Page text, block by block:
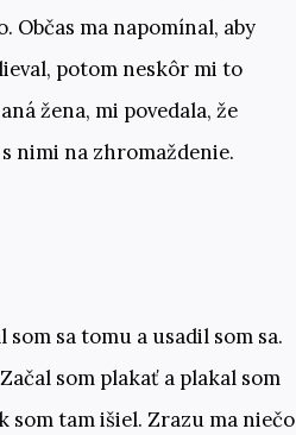
Občas ma napomínal, aby
potom neskôr mi to
žena, mi povedala, že
nimi na zhromaždenie.
sa tomu a usadil som sa.
som plakať a plakal som
som tam išiel. Zrazu ma niečo